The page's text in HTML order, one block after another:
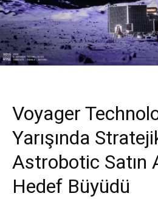
Voyager
Yarışında
Astrobotic Satın
Hedef Büyüdü